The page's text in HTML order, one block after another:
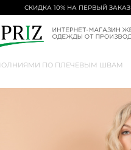
СКИДКА 10% НА ПЕРВЫЙ ЗАКАЗ
ПО ПЛЕЧЕВЫМ ШВАМ